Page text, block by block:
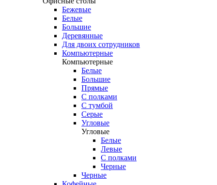
Бежевые
Белые
Большие
Деревянные
Для двоих сотрудников
Компьютерные
Компьютерные
Белые
Большие
Прямые
С полками
С тумбой
Серые
Угловые
Угловые
Белые
Левые
С полками
Черные
Черные